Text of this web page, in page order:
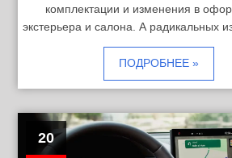
комплектации и изменения в
экстерьера и салона. А радикальных
ПОДРОБНЕЕ »
20